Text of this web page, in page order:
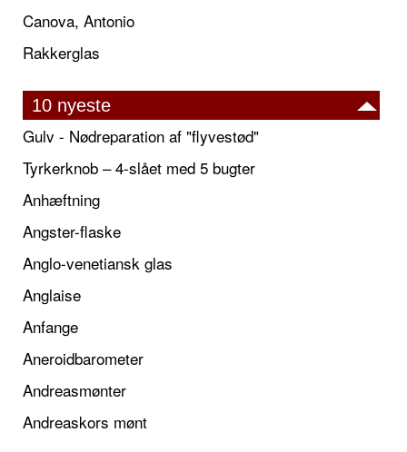
Canova, Antonio
Rakkerglas
10 nyeste
Gulv - Nødreparation af "flyvestød"
Tyrkerknob – 4-slået med 5 bugter
Anhæftning
Angster-flaske
Anglo-venetiansk glas
Anglaise
Anfange
Aneroidbarometer
Andreasmønter
Andreaskors mønt